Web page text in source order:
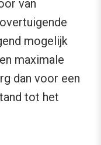
van
mogelijk
maximale
dan voor een
tot het